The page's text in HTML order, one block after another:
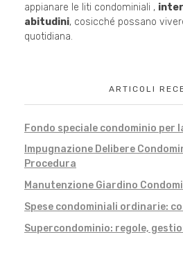
appianare le liti condominiali ,
abitudini, cosicché possano
quotidiana.
ARTICOLI
Fondo speciale condominio
Impugnazione Delibere
Procedura
Manutenzione Giardino
Spese condominiali ordinarie:
Supercondominio: regole,